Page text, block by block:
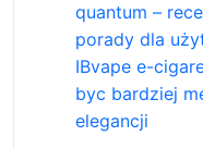
quantum –
porady dla
IBvape e-
byc bardziej
elegancji